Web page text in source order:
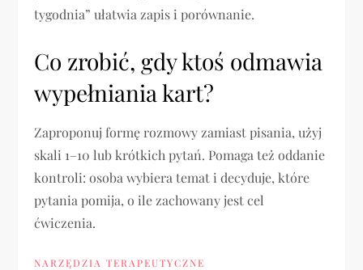
tygodnia” ułatwia zapis i porównanie.
Co zrobić, gdy ktoś odmawia
wypełniania kart?
Zaproponuj formę rozmowy zamiast pisania, użyj
skali 1–10 lub krótkich pytań. Pomaga też oddanie
kontroli: osoba wybiera temat i decyduje, które
pytania pomija, o ile zachowany jest cel
ćwiczenia.
NARZĘDZIA TERAPEUTYCZNE